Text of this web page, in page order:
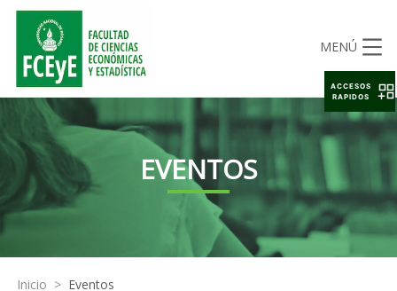
MENÚ
EVENTOS
Inicio > Eventos
ACCESOS
RAPIDOS